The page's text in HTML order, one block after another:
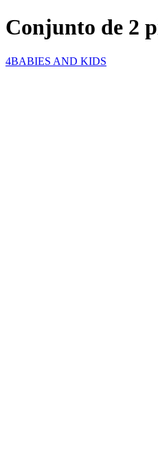
Conjunto de 2
4BABIES AND KIDS